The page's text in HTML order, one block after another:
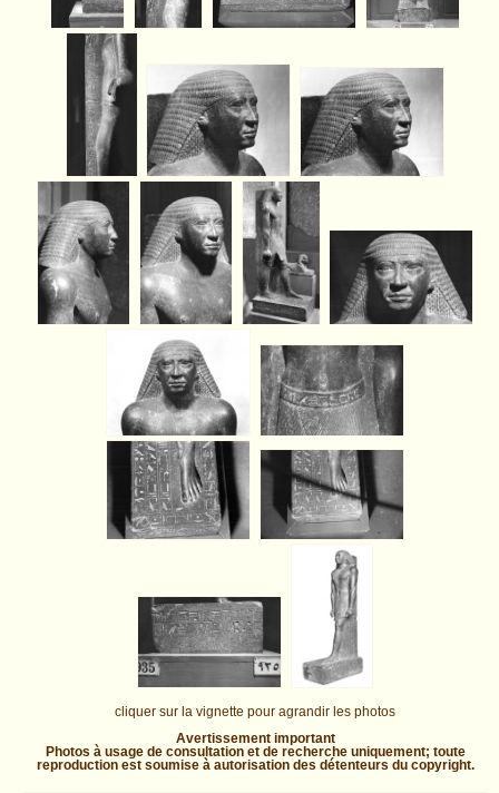
cliquer sur la vignette pour agrandir les photos
Avertissement important
Photos à usage de consultation et de recherche uniquement; toute
reproduction est soumise à autorisation des détenteurs du copyright.